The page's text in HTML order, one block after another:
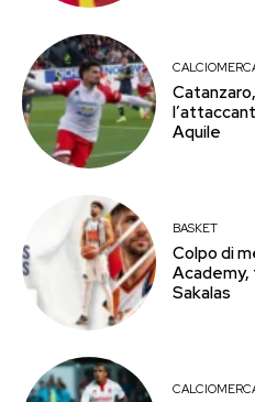
Aquile
BASKET
Colpo di
Academy,
Sakalas